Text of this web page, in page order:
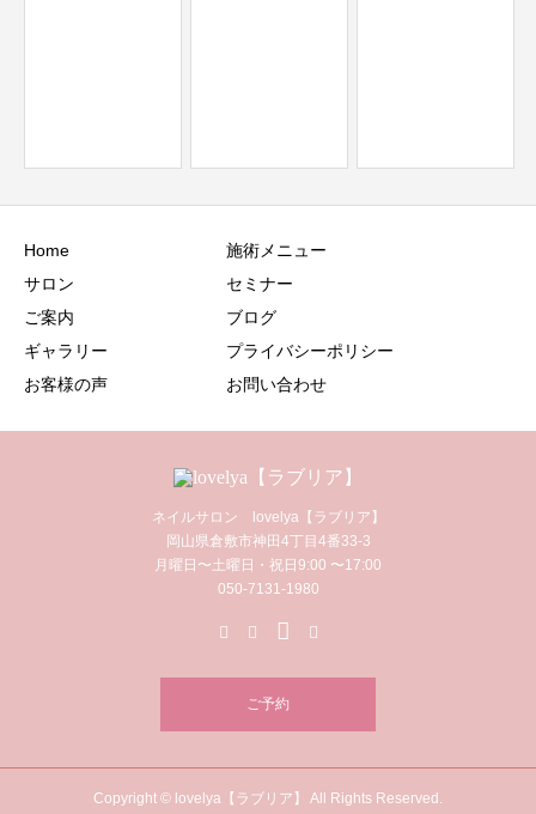
Home
サロン
ご案内
ギャラリー
お客様の声
施術メニュー
セミナー
ブログ
プライバシーポリシー
お問い合わせ
ネイルサロン lovelya【ラブリア】
岡山県倉敷市神田4丁目4番33-3
月曜日〜土曜日・祝日9:00 〜17:00
050-7131-1980
ご予約
Copyright © lovelya【ラブリア】 All Rights Reserved.